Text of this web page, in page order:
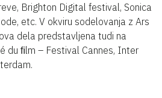
Brighton Digital festival, Sonica
etc. V okviru sodelovanja z Ars
dela predstavljena tudi na
du ﬁlm – Festival Cannes, Inter